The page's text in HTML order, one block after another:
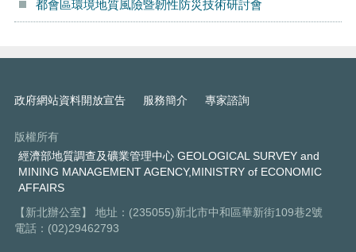
都會區環境地質風險暨韌性防災技術研討會
政府網站資料開放宣告 服務簡介 專家諮詢
版權所有
經濟部地質調查及礦業管理中心 GEOLOGICAL SURVEY and
MINING MANAGEMENT AGENCY,MINISTRY of ECONOMIC
AFFAIRS
【新北辦公室】 地址：(235055)新北市中和區華新街109巷2號
電話：(02)29462793